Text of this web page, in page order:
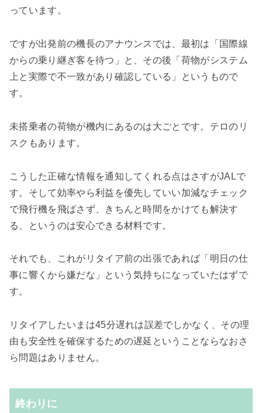
っています。
ですが出発前の機長のアナウンスでは、最初は「国際線
からの乗り継ぎ客を待つ」と、その後「荷物がシステム
上と実際で不一致があり確認している」というもので
す。
未搭乗者の荷物が機内にあるのは大ごとです。 テロのリ
スクもあります。
こうした正確な情報を通知してくれる点はさすがJALで
す。そして効率やら利益を優先していい加減なチェック
で飛行機を飛ばさず、きちんと時間をかけても解決す
る、というのは安心できる材料です。
それでも、これがリタイア前の出張であれば「明日の仕
事に響くから嫌だな」という気持ちになっていたはずで
す。
リタイアしたいまは45分遅れは誤差でしかなく、その理
由も安全性を確保するための遅延ということならなおさ
ら問題はありません。
終わりに